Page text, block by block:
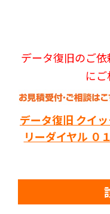
データ復旧のご
にご
データ復旧 クイ
リーダイヤル ０